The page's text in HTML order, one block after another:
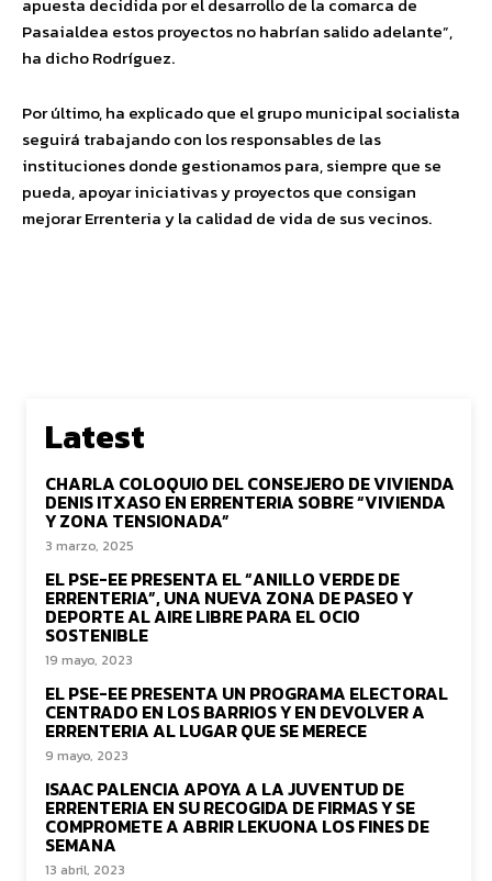
Pasaialdea estos proyectos no habrían salido adelante”,
ha dicho Rodríguez.
Por último, ha explicado que el grupomunicipal socialista
seguirá trabajando con los responsables de las
institucionesdonde gestionamospara, siempre que se
pueda, apoyar iniciativas y proyectosque consigan
mejorar Errenteria y la calidad de vida de sus vecinos.
Latest
CHARLA COLOQUIO DEL CONSEJERO DE VIVIENDA
DENIS ITXASO EN ERRENTERIA SOBRE “VIVIENDA
Y ZONA TENSIONADA”
3 marzo, 2025
EL PSE-EE PRESENTA EL “ANILLO VERDE DE
ERRENTERIA”, UNA NUEVA ZONA DE PASEO Y
DEPORTE AL AIRE LIBRE PARA EL OCIO
SOSTENIBLE
19 mayo, 2023
EL PSE-EE PRESENTA UN PROGRAMA ELECTORAL
CENTRADO EN LOS BARRIOS Y EN DEVOLVER A
ERRENTERIA AL LUGAR QUE SE MERECE
9 mayo, 2023
ISAAC PALENCIA APOYA A LA JUVENTUD DE
ERRENTERIA EN SU RECOGIDA DE FIRMAS Y SE
COMPROMETE A ABRIR LEKUONA LOS FINES DE
SEMANA
13 abril, 2023